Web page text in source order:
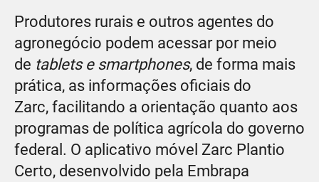
Produtores rurais e outros agentes do
agronegócio podem acessar por meio
de tablets e smartphones, de forma mais
prática, as informações oficiais do
Zarc, facilitando a orientação quanto aos
programas de política agrícola do governo
federal. O aplicativo móvel Zarc Plantio
Certo, desenvolvido pela Embrapa